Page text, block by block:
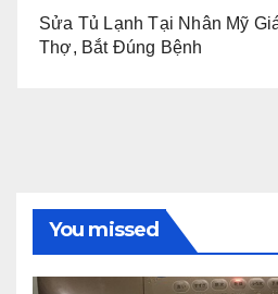
Sửa Tủ Lạnh Tại Nhân Mỹ
Thợ, Bắt Đúng Bệnh
You missed